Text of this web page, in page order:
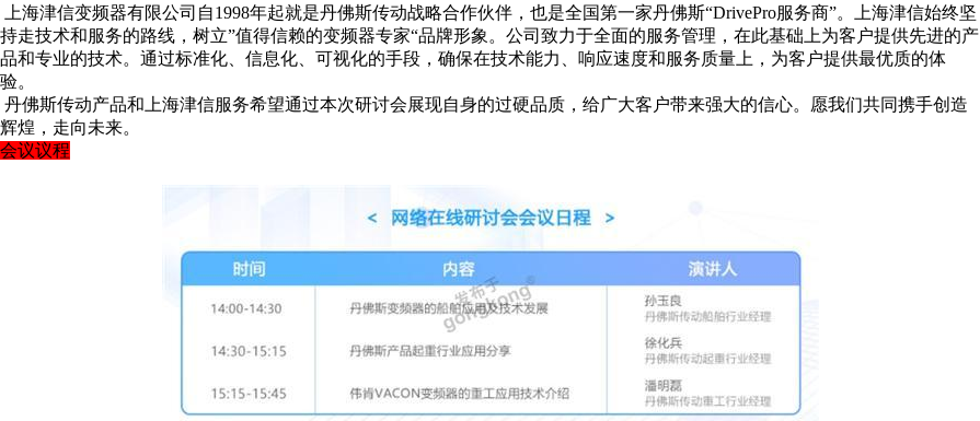
上海津信变频器有限公司自1998年起就是丹佛斯传动战略合作伙伴，也是全国第一家丹佛斯“DrivePro服务商”。上海津信始终坚
持走技术和服务的路线，树立”值得信赖的变频器专家“品牌形象。公司致力于全面的服务管理，在此基础上为客户提供先进的产
品和专业的技术。通过标准化、信息化、可视化的手段，确保在技术能力、响应速度和服务质量上，为客户提供最优质的体
验。
丹佛斯传动产品和上海津信服务希望通过本次研讨会展现自身的过硬品质，给广大客户带来强大的信心。愿我们共同携手创造
辉煌，走向未来。
会议议程